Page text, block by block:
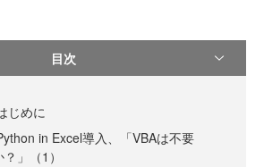
目次
じめに
in Excel導入、「VBAは不要
？」（1）